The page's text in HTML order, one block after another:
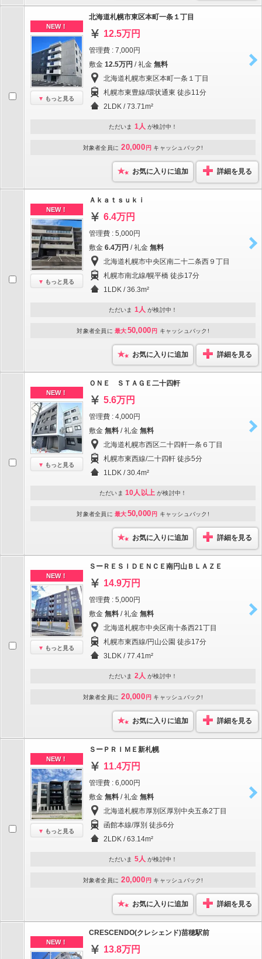
NEW！
もっと見る
北海道札幌市東区本町一条１丁目
12.5万円
管理費 : 7,000円
敷金 12.5万円 / 礼金 無料
北海道札幌市東区本町一条１丁目
札幌市東豊線/環状通東 徒歩11分
2LDK / 73.71m²
ただいま 1人 が検討中！
対象者全員に 20,000 円 キャッシュバック!
お気に入りに追加 詳細を見る
NEW！
もっと見る
Ａｋａｔｓｕｋｉ
6.4万円
管理費 : 5,000円
敷金 6.4万円 / 礼金 無料
北海道札幌市中央区南二十二条西９丁目
札幌市南北線/幌平橋 徒歩17分
1LDK / 36.3m²
ただいま 1人 が検討中！
対象者全員に 最大50,000 円 キャッシュバック!
お気に入りに追加 詳細を見る
NEW！
もっと見る
ＯＮＥ ＳＴＡＧＥ二十四軒
5.6万円
管理費 : 4,000円
敷金 無料 / 礼金 無料
北海道札幌市西区二十四軒一条６丁目
札幌市東西線/二十四軒 徒歩5分
1LDK / 30.4m²
ただいま 10人以上 が検討中！
対象者全員に 最大50,000 円 キャッシュバック!
お気に入りに追加 詳細を見る
NEW！
もっと見る
ＳーＲＥＳＩＤＥＮＣＥ南円山ＢＬＡＺＥ
14.9万円
管理費 : 5,000円
敷金 無料 / 礼金 無料
北海道札幌市中央区南十条西21丁目
札幌市東西線/円山公園 徒歩17分
3LDK / 77.41m²
ただいま 2人 が検討中！
対象者全員に 20,000 円 キャッシュバック!
お気に入りに追加 詳細を見る
NEW！
もっと見る
ＳーＰＲＩＭＥ新札幌
11.4万円
管理費 : 6,000円
敷金 無料 / 礼金 無料
北海道札幌市厚別区厚別中央五条2丁目
函館本線/厚別 徒歩6分
2LDK / 63.14m²
ただいま 5人 が検討中！
対象者全員に 20,000 円 キャッシュバック!
お気に入りに追加 詳細を見る
NEW！
CRESCENDO(クレシェンド)苗穂駅前
13.8万円